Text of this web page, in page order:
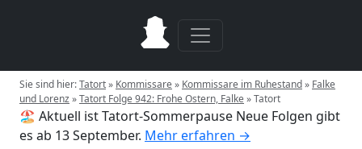
Sie sind hier:Tatort» Kommissare» Kommissare im Ruhestand» Falke
und Lorenz»Tatort Folge 942: Frohe Ostern, Falke»Tatort
🏖️ Aktuell ist Tatort-Sommerpause Neue Folgen gibt
es ab 13 September. Mehr erfahren →